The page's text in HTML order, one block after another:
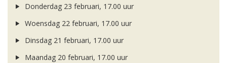
Donderdag 23 februari, 17.00 uur
Woensdag 22 februari, 17.00 uur
Dinsdag 21 februari, 17.00 uur
Maandag 20 februari, 17.00 uur